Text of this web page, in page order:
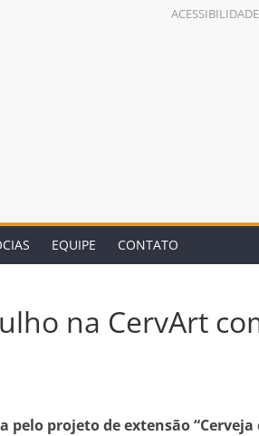
ACESSIBILIDADE
EQUIPE CONTATO
na CervArt
projeto de extensão “Cerveja